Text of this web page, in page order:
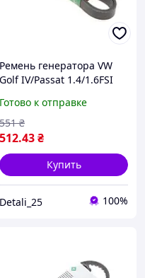
Ремень генератора VW
Golf IV/Passat 1.4/1.6FSI
5750.L2
Готово к отправке
512.43₴
551 ₴
Купить
Detali_25 100%